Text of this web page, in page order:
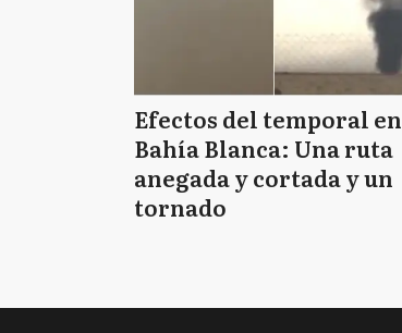
Efectos del temporal en
Bahía Blanca: Una ruta
anegada y cortada y un
tornado